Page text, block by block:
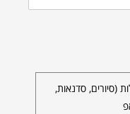
(סיורים, סדנאות,